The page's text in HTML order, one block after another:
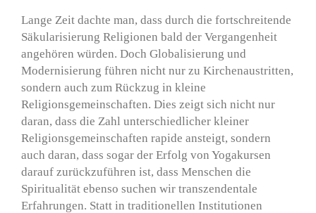
Lange Zeit dachte man, dass durch die fortschreitende
Säkularisierung Religionen bald der Vergangenheit
angehören würden. Doch Globalisierung und
Modernisierung führen nicht nur zu Kirchenaustritten,
sondern auch zum Rückzug in kleine
Religionsgemeinschaften. Dies zeigt sich nicht nur
daran, dass die Zahl unterschiedlicher kleiner
Religionsgemeinschaften rapide ansteigt, sondern
auch daran, dass sogar der Erfolg von Yogakursen
darauf zurückzuführen ist, dass Menschen die
Spiritualität ebenso suchen wir transzendentale
Erfahrungen. Statt in traditionellen Institutionen